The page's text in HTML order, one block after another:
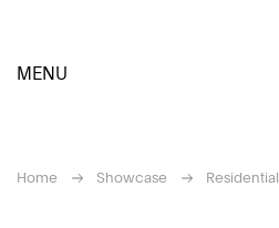
MENU
Home Showcase Residential